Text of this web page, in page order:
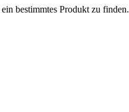
bestimmtes Produkt zu finden.